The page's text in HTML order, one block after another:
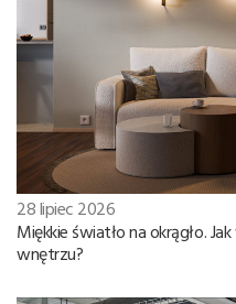
28 lipiec 2026
Miękkie światło na okrągło.
wnętrzu?